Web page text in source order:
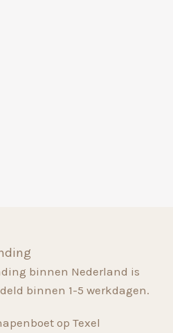
binnen Nederland is
binnen 1-5 werkdagen.
op Texel